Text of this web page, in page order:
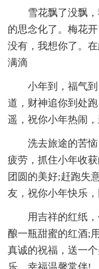
雪花飘了没飘
的思念化了。梅花
没有，我想你了。
满滴
小年到，福气
道，财神追你到处
遥，祝你小年热闹
洗去旅途的苦
疲劳，抓住小年收
团圆的美好;赶跑失
友，祝你小年快乐
用吉祥的红纸
酿一瓶甜蜜的红酒;
真诚的祝福，送一
乐，幸福温馨常伴!